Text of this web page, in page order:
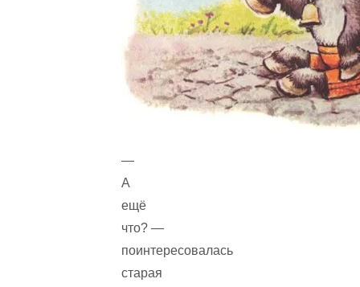
—
А
ещё
что? —
поинтересовалась
старая